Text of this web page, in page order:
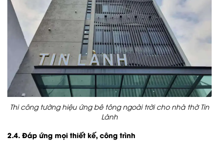
Thi công tường hiệu ứng bê tông ngoài trời cho nhà thờ Tin
Lành
2.4. Đáp ứng mọi thiết kế, công trình